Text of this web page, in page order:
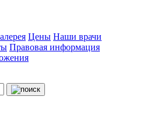
Цены Наши врачи
Правовая информация